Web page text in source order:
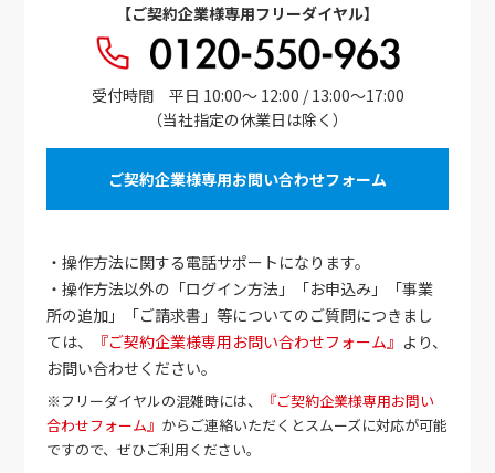
【ご契約企業様専用フリーダイヤル】
受付時間 平日 10:00～ 12:00 / 13:00～17:00
（当社指定の休業日は除く）
ご契約企業様専用お問い合わせフォーム
・操作方法に関する電話サポートになります。
・操作方法以外の「ログイン方法」「お申込み」「事業
所の追加」「ご請求書」等についてのご質問につきまし
ては、
『ご契約企業様専用お問い合わせフォーム』 より、
お問い合わせください。
※フリーダイヤルの混雑時には、
『ご契約企業様専用お問い
合わせフォーム』 からご連絡いただくとスムーズに対応が可能
ですので、ぜひご利用ください。